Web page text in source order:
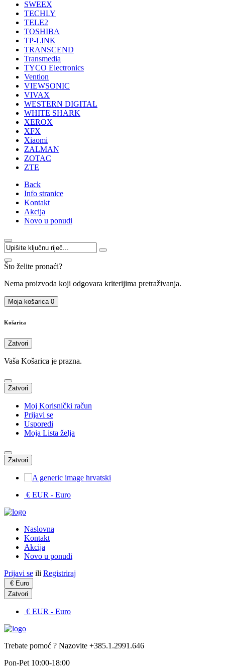
SWEEX
TECHLY
TELE2
TOSHIBA
TP-LINK
TRANSCEND
Transmedia
TYCO Electronics
Vention
VIEWSONIC
VIVAX
WESTERN DIGITAL
WHITE SHARK
XEROX
XFX
Xiaomi
ZALMAN
ZOTAC
ZTE
Back
Info stranice
Kontakt
Akcija
Novo u ponudi
Što želite pronaći?
Nema proizvoda koji odgovara kriterijima pretraživanja.
Moja košarica 0
Košarica
Zatvori
Vaša Košarica je prazna.
Zatvori
Moj Korisnički račun
Prijavi se
Usporedi
Moja Lista želja
Zatvori
hrvatski
€ EUR - Euro
Naslovna
Kontakt
Akcija
Novo u ponudi
Prijavi se ili Registriraj
€ Euro
Zatvori
€ EUR - Euro
Trebate pomoć ? Nazovite +385.1.2991.646
Pon-Pet 10:00-18:00